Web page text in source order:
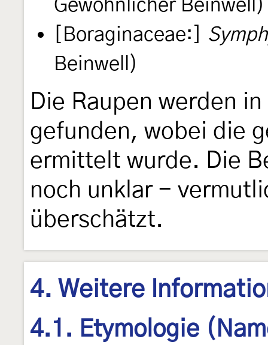
Gewöhnlicher Beinwell)
[Boraginaceae:]
Beinwell)
Die Raupen werden
gefunden, wobei die
ermittelt wurde. Die
noch unklar -
überschätzt.
4. Weitere
4.1. Etymologie